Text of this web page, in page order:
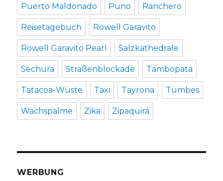
Puerto Maldonado Puno Ranchero
Reisetagebuch Rowell Garavito
Rowell Garavito Pearl Salzkathedrale
Sechura Straßenblockade Tambopata
Tatacoa-Wüste Taxi Tayrona Tumbes
Wachspalme Zika Zipaquirá
WERBUNG